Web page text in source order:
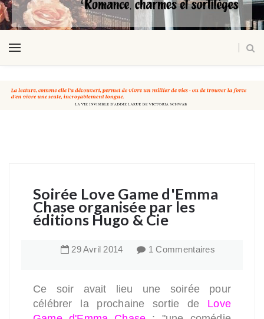
Soirée Love Game d'Emma
Chase organisée par les
éditions Hugo & Cie
29Avril 2014 1 Commentaires
Ce soir avait lieu une soirée pour
célébrer la prochaine sortie de Love